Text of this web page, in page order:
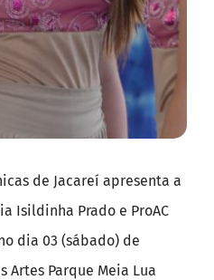
de Jacareí apresenta a
Isildinha Prado e ProAC
dia 03 (sábado) de
Artes Parque Meia Lua